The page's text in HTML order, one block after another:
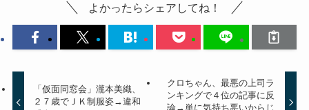
よかったらシェアしてね！
「仮面同窓会」瀧本美織、
２７歳でＪＫ制服姿→違和
クロちゃん、最悪の上司ラ
ンキングで４位の記事に反
論→単に気持ち悪いからじ